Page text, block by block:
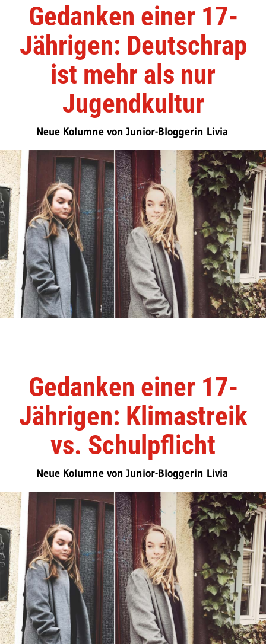
Gedanken einer 17-
Jährigen: Deutschrap
ist mehr als nur
Jugendkultur
Neue Kolumne von Junior-Bloggerin Livia
Gedanken einer 17-
Jährigen: Klimastreik
vs. Schulpflicht
Neue Kolumne von Junior-Bloggerin Livia